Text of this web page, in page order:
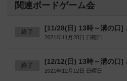
関連ボードゲーム会
終了 [11/28(日) 13時～溝の口]
2021年11月28日 日曜日
終了 [12/12(日) 13時～溝の口]
2021年12月12日 日曜日